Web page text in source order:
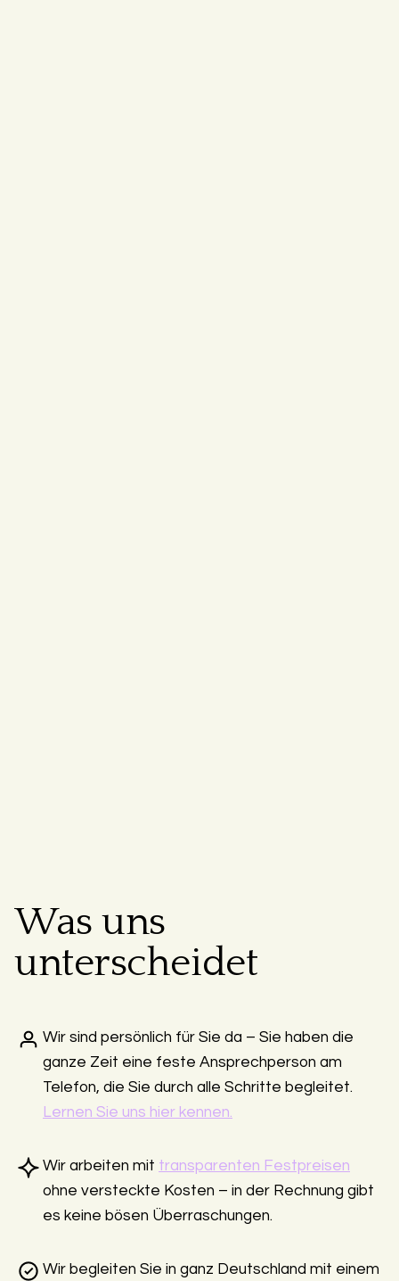
Was uns
unterscheidet
Wir sind persönlich für Sie da – Sie haben die
ganze Zeit eine feste Ansprechperson am
Telefon, die Sie durch alle Schritte begleitet.
Lernen Sie uns hier kennen.
Wir arbeiten mit transparenten Festpreisen
ohne versteckte Kosten – in der Rechnung gibt
es keine bösen Überraschungen.
Wir begleiten Sie in ganz Deutschland mit einem